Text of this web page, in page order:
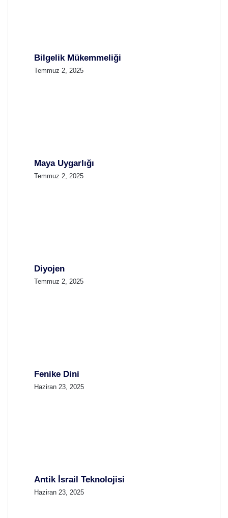
Bilgelik Mükemmeliği
Temmuz 2, 2025
Maya Uygarlığı
Temmuz 2, 2025
Diyojen
Temmuz 2, 2025
Fenike Dini
Haziran 23, 2025
Antik İsrail Teknolojisi
Haziran 23, 2025